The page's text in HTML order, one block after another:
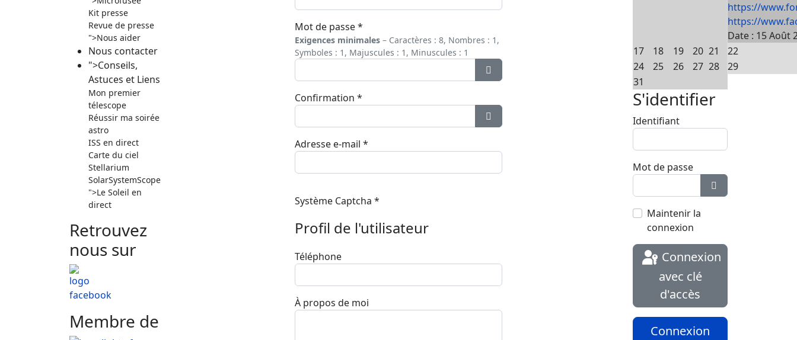
Kit presse
Revue de presse
">Nous aider
Nous contacter
">Conseils,
Astuces et Liens
Mon premier
télescope
Réussir ma soirée
astro
ISS en direct
Carte du ciel
Stellarium
SolarSystemScope
">Le Soleil en
direct
Retrouvez
nous sur
Membre de
Mot de passe*
Exigences minimales – Caractères : 8, Nombres : 1,
Symboles : 1, Majuscules : 1, Minuscules : 1
Afficher le mot de passe
Confirmation *
Afficher le mot de passe
Adresse e-mail *
Système Captcha *
Profil de l'utilisateur
Téléphone
À propos de moi
https://
https://
Date : 15 Août
17
18 19 20 21
22
24
25 26 27 28
29
31
S'identifier
Identifiant
Mot de passe
Afficher le mot de
Maintenir la
connexion
avec clé
d'accès
Connexion